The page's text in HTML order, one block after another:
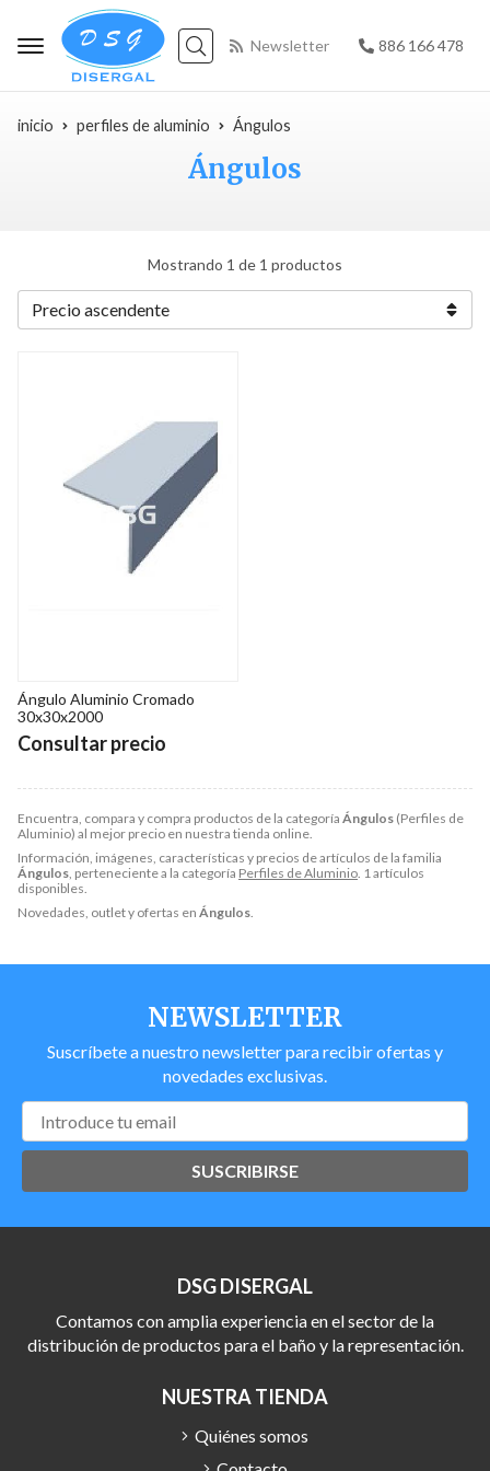
Buscar
Newsletter 886 166 478
inicio perfiles de aluminio Ángulos
Ángulos
Encuentra, compara y compra productos de la categoría Ángulos (Perfiles de
Aluminio) al mejor precio en nuestra tienda online.
Información, imágenes, características y precios de artículos de la familia
Ángulos, perteneciente a la categoría Perfiles de Aluminio. 1 artículos
disponibles.
Novedades, outlet y ofertas en Ángulos.
Mostrando 1 de 1 productos
Ángulo Aluminio Cromado
30x30x2000
Consultar precio
NEWSLETTER
Suscríbete a nuestro newsletter para recibir ofertas y
novedades exclusivas.
SUSCRIBIRSE
DSG DISERGAL
Contamos con amplia experiencia en el sector de la
distribución de productos para el baño y la representación.
NUESTRA TIENDA
Quiénes somos